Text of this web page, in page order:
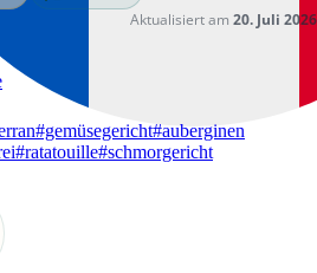
Aktualisiert am 20. Juli 2026
#gemüsegericht#auberginen
#ratatouille#schmorgericht